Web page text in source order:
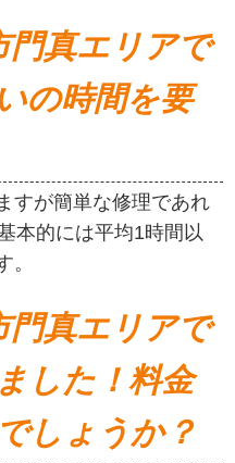
門真エリアで
の時間を要
すが簡単な修理であれ
本的には平均1時間以
。
門真エリアで
した！料金
しょうか？